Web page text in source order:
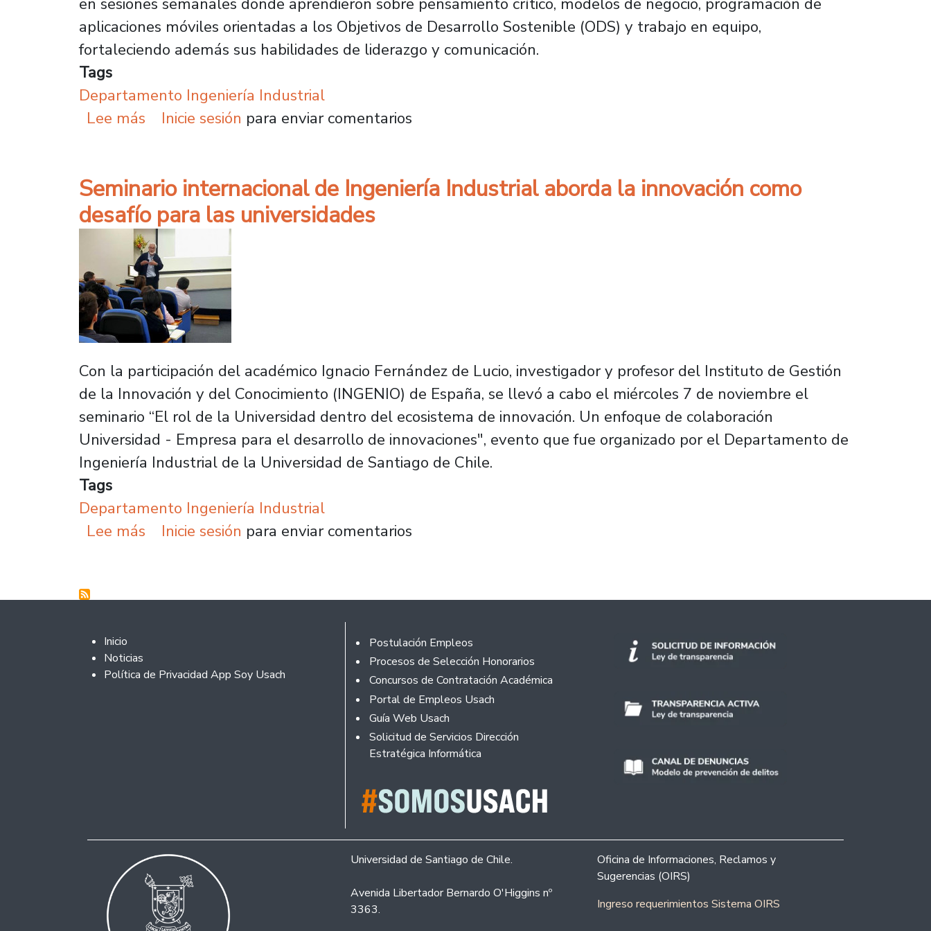
aplicaciones móviles orientadas a los Objetivos de Desarrollo Sostenible (ODS) y trabajo en equipo,
fortaleciendo además sus habilidades de liderazgo y comunicación.
Tags
Departamento Ingeniería Industrial
Lee más sobre Technovation Girls concluyó su quinta versión con proyectos que promueven la innovación y el liderazgo
Inicie sesión para enviar comentarios
Seminario internacional de Ingeniería Industrial aborda la innovación como
desafío para las universidades
Con la participación del académico Ignacio Fernández de Lucio, investigador y profesor del Instituto de Gestión
de la Innovación y del Conocimiento (INGENIO) de España, se llevó a cabo el miércoles 7 de noviembre el
seminario “El rol de la Universidad dentro del ecosistema de innovación. Un enfoque de colaboración
Universidad - Empresa para el desarrollo de innovaciones", evento que fue organizado por el Departamento de
Ingeniería Industrial de la Universidad de Santiago de Chile.
Tags
Departamento Ingeniería Industrial
Lee más sobre Seminario internacional de Ingeniería Industrial aborda la innovación como desafío para las universidades
Inicie sesión para enviar comentarios
Footer 2
Inicio
Noticias
Política de Privacidad App Soy Usach
Footer
Postulación Empleos
Procesos de Selección Honorarios
Concursos de Contratación Académica
Portal de Empleos Usach
Guía Web Usach
Solicitud de Servicios Dirección
Estratégica Informática
Universidad de Santiago de Chile.
Avenida Libertador Bernardo O'Higgins nº
3363.
Oficina de Informaciones, Reclamos y
Sugerencias (OIRS)
Ingreso requerimientos Sistema OIRS